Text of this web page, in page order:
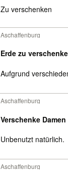
Zu verschenken
Aschaffenburg
Erde zu
Aufgrund
Aschaffenburg
Verschenke
Unbenutzt natürlich.
Aschaffenburg